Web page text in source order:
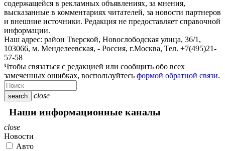
содержащейся в рекламных объявлениях, за мнения,
высказанные в комментариях читателей, за новости партнеров
и внешние источники. Редакция не предоставляет справочной
информации.
Наш адрес: район Тверской, Новослободская улица, 36/1 ,
103066, м. Менделеевская, - Россия, г.Москва, Тел. +7(495)21-
57-58
Чтобы связаться с редакцией или сообщить обо всех
замеченных ошибках, воспользуйтесь формой обратной связи.
search close
Наши информационные каналы
close
Новости
Авто